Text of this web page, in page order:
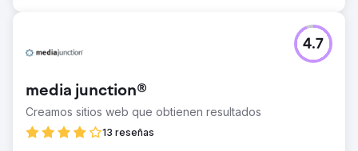
media junction®
Creamos sitios web que obtienen resultados
13 reseñas
4.7